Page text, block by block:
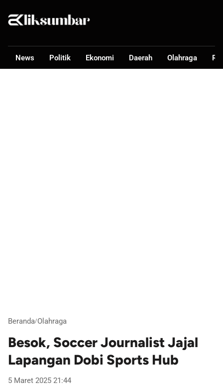
News Politik Ekonomi Daerah Olahraga
Beranda/Olahraga
Besok, Soccer Journalist Jajal
Lapangan Dobi Sports Hub
5 Maret 2025 21:44